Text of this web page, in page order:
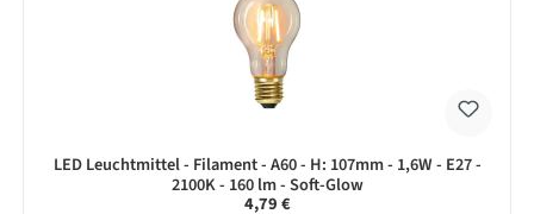
LED Leuchtmittel - Filament - A60 - H: 107mm - 1,6W - E27 -
2100K - 160 lm - Soft-Glow
Regulärer Preis:
4,79 €